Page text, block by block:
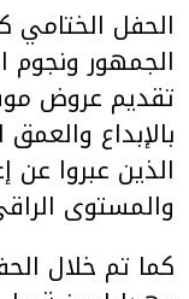
الحفل الختامي
الجمهور
تقديم عروض
بالإبداع
الذين عبروا عن
والمستوى
كما تم خلال